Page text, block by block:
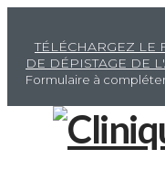
TÉLÉCHARGEZ LE
DE DÉPISTAGE DE
Formulaire à